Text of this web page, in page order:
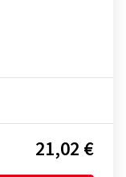
21,02 €